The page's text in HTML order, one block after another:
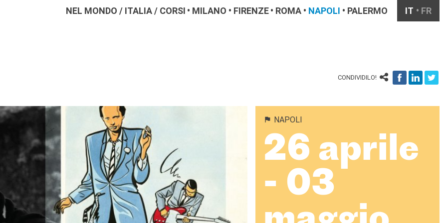
NEL MONDO / ITALIA/ CORSI MILANO FIRENZE ROMA NAPOLI PALERMO IT FR
CONDIVIDILO!
NAPOLI
26 aprile
- 03